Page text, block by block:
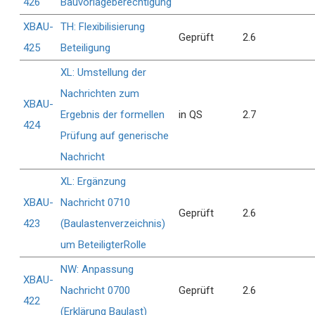
XBAU-
425
TH: Flexibilisierung
Beteiligung
Geprüft 2.6
XBAU-
424
XL: Umstellung der
Nachrichten zum
Ergebnis der formellen
Prüfung auf generische
Nachricht
in QS 2.7
XBAU-
423
XL: Ergänzung
Nachricht 0710
(Baulastenverzeichnis)
um BeteiligterRolle
Geprüft 2.6
XBAU-
422
NW: Anpassung
Nachricht 0700
(Erklärung Baulast)
Geprüft 2.6